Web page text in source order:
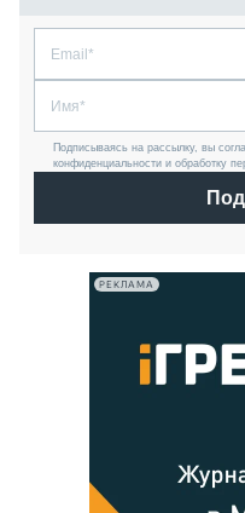
Подписываясь на рассылку, вы
конфиденциальности и обработку
РЕКЛАМА